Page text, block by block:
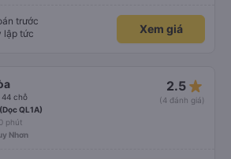
Chúc chủ xe làm ăn phát đạt mua thêm nhiều
giờ nữa và nâng cao tiêu chuẩn tuyến. Nếu xét
trả khách, team VXR set lệch với thực tế
trước
lập tức
Xem giá
44 chỗ
2.5 star_rate
(4 đánh giá)
QL1A)
phút
Nhơn